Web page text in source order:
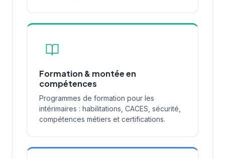
Formation & montée en
compétences
Programmes de formation pour les
intérimaires : habilitations, CACES, sécurité,
compétences métiers et certifications.